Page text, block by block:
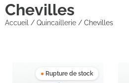
Chevilles
Accueil / Quincaillerie / Chevilles
● Rupture de stock